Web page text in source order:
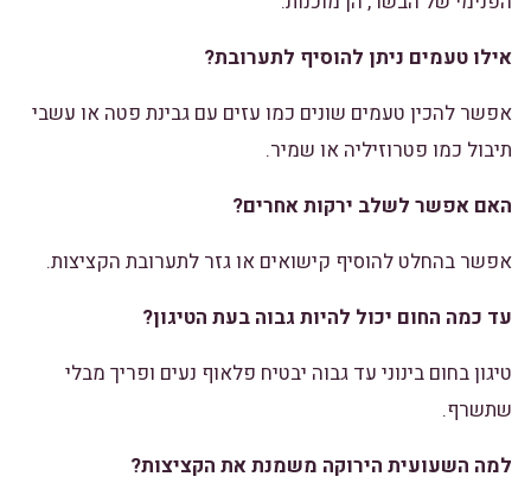
אילו טעמים ניתן להוסיף לתערובת?
אפשר להכין טעמים שונים כמו עזים עם גבינת פטה או עשבי
תיבול כמו פטרוזיליה או שמיר.
האם אפשר לשלב ירקות אחרים?
אפשר בהחלט להוסיף קישואים או גזר לתערובת הקציצות.
עד כמה החום יכול להיות גבוה בעת הטיגון?
טיגון בחום בינוני עד גבוה יבטיח פלאוף נעים ופריך מבלי
שתשרף.
למה השעועית הירוקה משמנת את הקציצות?